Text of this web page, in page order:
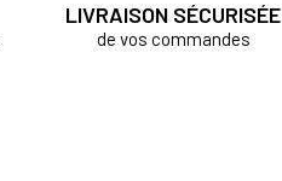
LIVRAISON SÉCURISÉE
de vos commandes